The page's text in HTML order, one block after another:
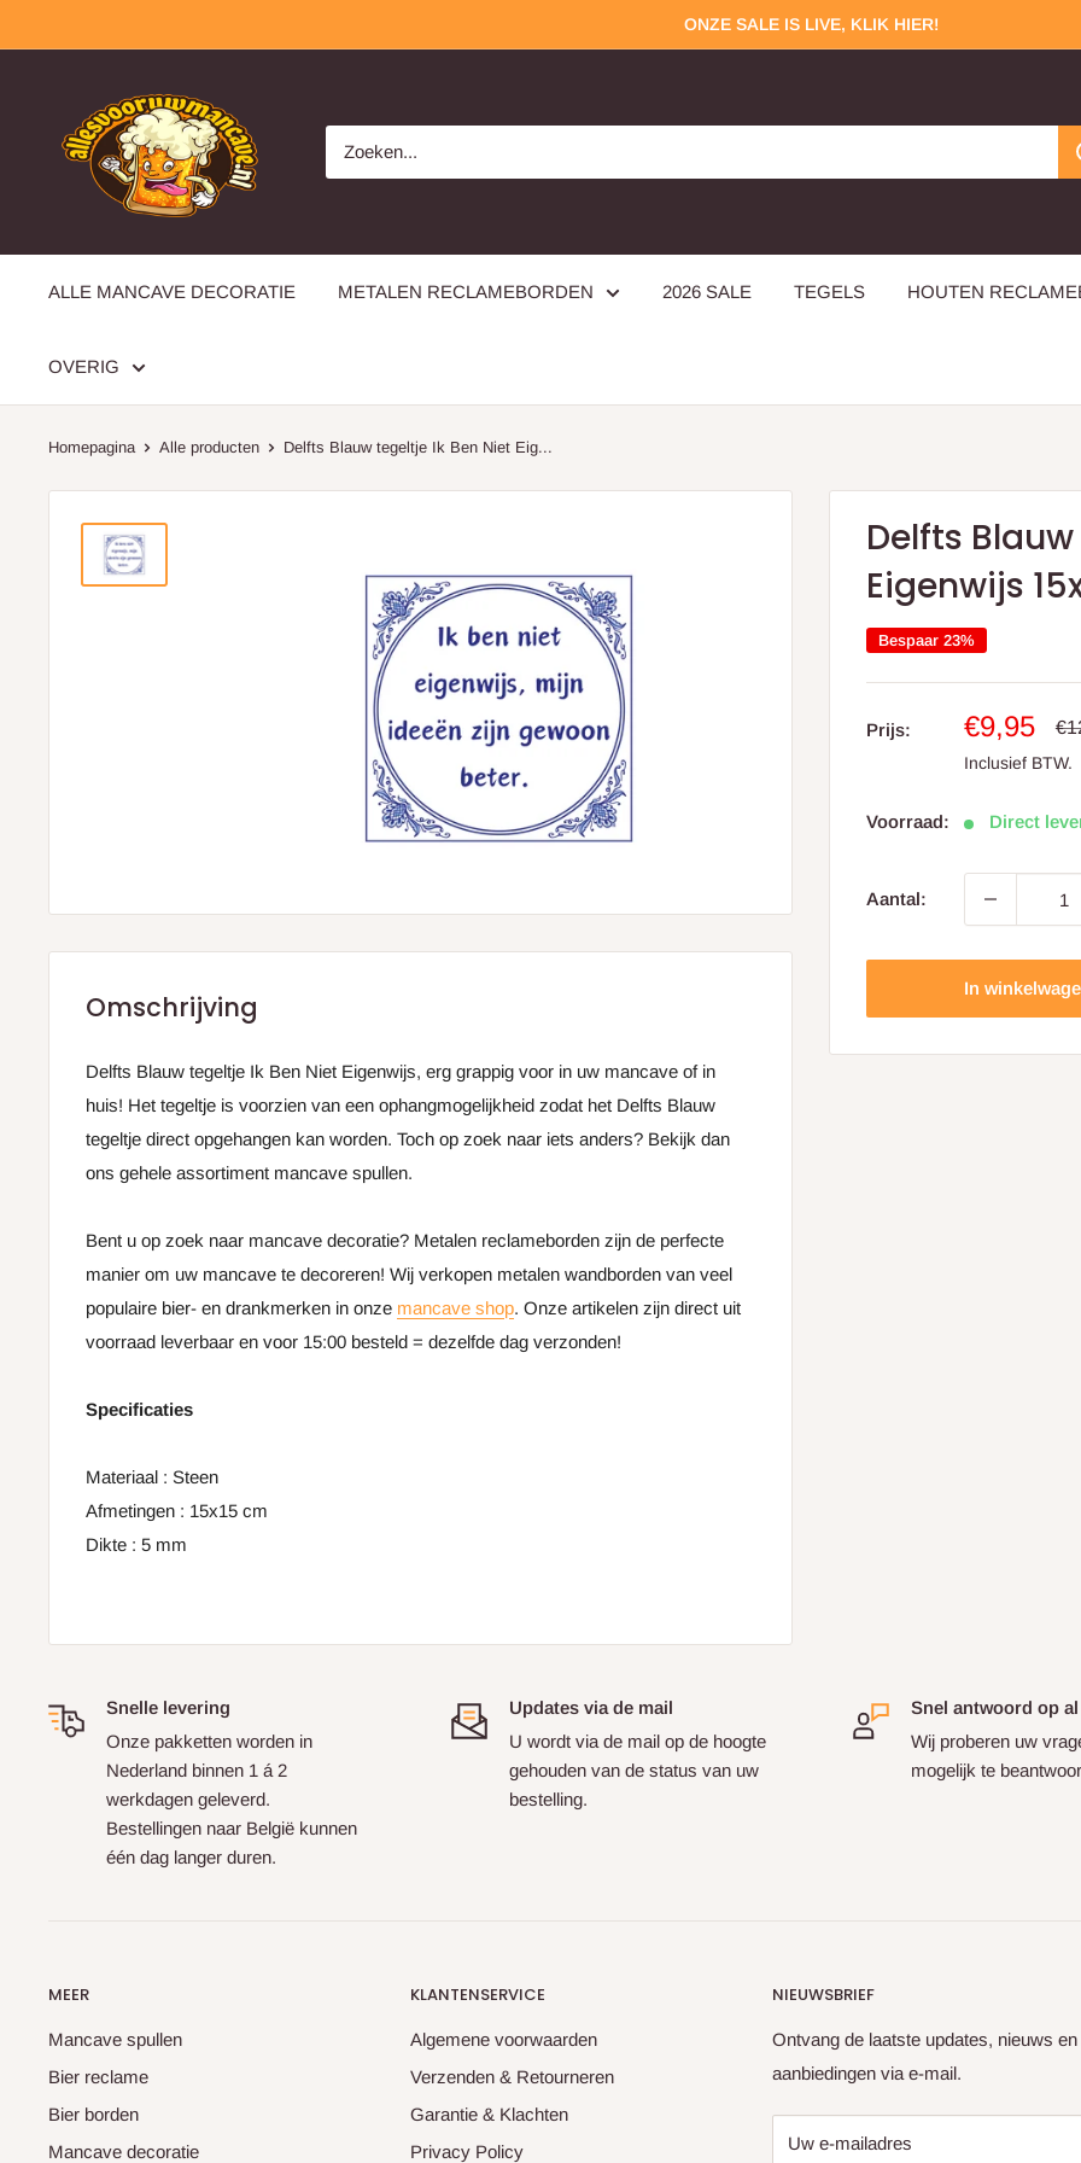
ONZE SALE IS LIVE, KLIK HIER!
ALLE MANCAVE DECORATIE METALEN RECLAMEBORDEN 2026 SALE TEGELS HOUTEN
OVERIG
Homepagina Alle producten Delfts Blauw tegeltje Ik Ben Niet Eig...
Delfts
Eigenwijs
Bespaar 23%
Prijs: €9,95
Inclusief BTW.
Voorraad: Direct
Aantal:
In
Omschrijving
Delfts Blauw tegeltje Ik Ben Niet Eigenwijs, erg grappig voor in uw mancave of in
huis! Het tegeltje is voorzien van een ophangmogelijkheid zodat het Delfts Blauw
tegeltje direct opgehangen kan worden. Toch op zoek naar iets anders? Bekijk dan
ons gehele assortiment mancave spullen.
Bent u op zoek naar mancave decoratie? Metalen reclameborden zijn de perfecte
manier om uw mancave te decoreren! Wij verkopen metalen wandborden van veel
populaire bier- en drankmerken in onze mancave shop. Onze artikelen zijn direct uit
voorraad leverbaar en voor 15:00 besteld = dezelfde dag verzonden!
Specificaties
Materiaal : Steen
Afmetingen : 15x15 cm
Dikte : 5 mm
Snelle levering
Onze pakketten worden in
Nederland binnen 1 á 2
werkdagen geleverd.
Bestellingen naar België kunnen
één dag langer duren.
Updates via de mail
U wordt via de mail op de hoogte
gehouden van de status van uw
bestelling.
Snel antwoord op
Wij proberen uw
mogelijk te
MEER
Mancave spullen
Bier reclame
Bier borden
Mancave decoratie
KLANTENSERVICE
Algemene voorwaarden
Verzenden & Retourneren
Garantie & Klachten
Privacy Policy
NIEUWSBRIEF
Ontvang de laatste updates, nieuws en
aanbiedingen via e-mail.
Uw e-mailadres